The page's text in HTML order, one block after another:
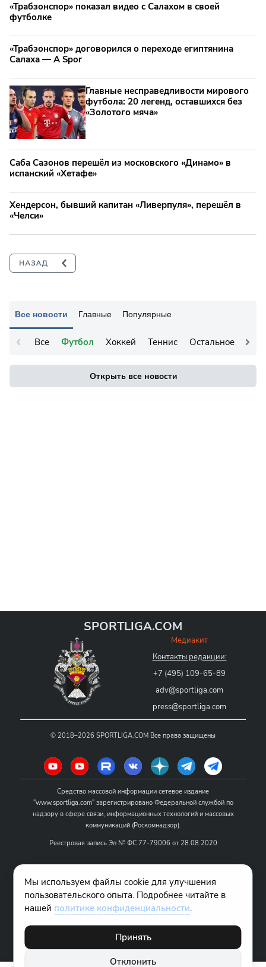
Все новости Главные Популярные
Все Футбол Хоккей Теннис Остальное
Открыть все новости
«Трабзонспор» показал видео с Салахом в своей
футболке
«Трабзонспор» договорился о переходе египтянина
Салаха — A Spor
Главные несправедливости мирового
футбола: 20 легенд, оставшихся без
«Золотого мяча»
Саба Сазонов перешёл из московского «Динамо» в
испанский «Хетафе»
Хендерсон, бывший капитан «Ливерпуля», перешёл в
«Челси»
SPORTLIGA.COM
Медиакит
Контакты редакции:
+7 (495) 109-65-89
adv@sportliga.com
press@sportliga.com
© 2018–2026 SPORTLIGA.COM Все права защищены
Средство массовой информации сетевое издание
"www.sportliga.com" зарегистрировано Федеральной службой по
надзору в сфере связи, информационных технологий и массовых
коммуникаций (Роскомнадзор).
Реестровая запись Эл № ФС 77-79006 от 28.08.2020
Название - www.sportliga.com
Учредитель СМИ сетевого издания "www.sportliga.com": ИП Чамин
О.Н.
Главный редактор СМИ сетевого издания "www.sportliga.com":
Хаимов Д.И.
18+
Мы используем файлы cookie для улучшения
пользовательского опыта. Подробнее читайте в
нашей политике конфиденциальности.
Принять
Отклонить